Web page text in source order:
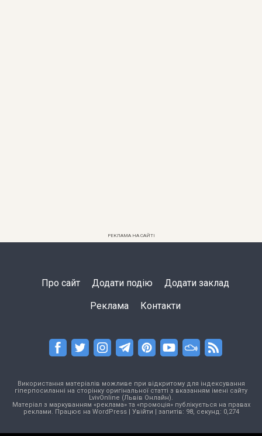
РЕКЛАМА НА САЙТІ
Про сайт Додати подію Додати заклад
Реклама Контакти
Використання матеріалів можливе при відкритому для індексування
гіперпосиланні на сторінку оригінальної статті з вказанням імені сайту
LvivOnline (Львів Онлайн).
Матеріал з маркуванням «реклама» та «промоція» публікується на правах
реклами. Працює на WordPress| Увійти | запитів: 98, секунд: 0,274